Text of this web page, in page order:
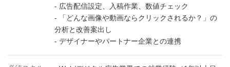
- 広告配信設定、入稿作業、数値チェック
- 「どんな画像や動画ならクリックされるか？」の
分析と改善案出し
- デザイナーやパートナー企業との連携